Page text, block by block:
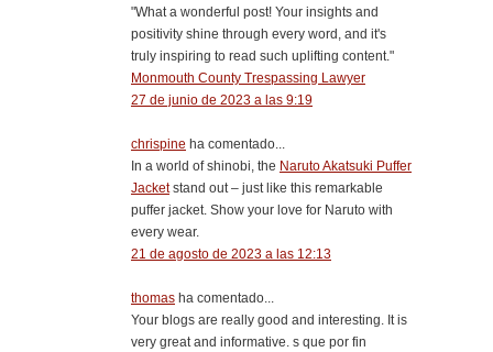
"What a wonderful post! Your insights and
positivity shine through every word, and it's
truly inspiring to read such uplifting content."
Monmouth County Trespassing Lawyer
27 de junio de 2023 a las 9:19
chrispine ha comentado...
In a world of shinobi, the Naruto Akatsuki Puffer
Jacketstand out – just like this remarkable
puffer jacket. Show your love for Naruto with
every wear.
21 de agosto de 2023 a las 12:13
thomas ha comentado...
Your blogs are really good and interesting. It is
very great and informative. s que por fin